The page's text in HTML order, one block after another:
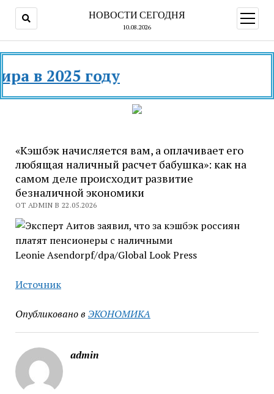
НОВОСТИ СЕГОДНЯ
10.08.2026
меню
в 2025 году
«Кэшбэк начисляется вам, а оплачивает его
любящая наличный расчет бабушка»: как на
самом деле происходит развитие
безналичной экономики
ОТ ADMIN В 22.05.2026
Leonie Asendorpf/dpa/Global LookPress
Источник
Опубликовано в ЭКОНОМИКА
admin